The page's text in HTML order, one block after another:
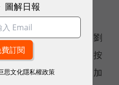
的，則是長期成本。劉
可能免費，下載卻會按
、兩年、三年的費用加
圖解日報
思文化隱私權政策